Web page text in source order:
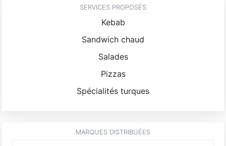
SERVICES PROPOSÉS
Kebab
Sandwich chaud
Salades
Pizzas
Spécialités turques
MARQUES DISTRIBUÉES